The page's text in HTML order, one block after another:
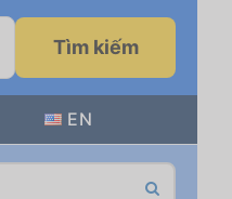
Tìm kiếm
EN